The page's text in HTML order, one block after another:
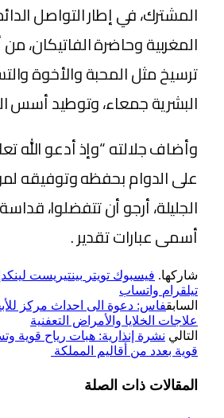
المشترك، في إطار التواصل
المغربية وحاضرة الفاتيكان،
ترسيخ مثل المحبة والأخوة
البشرية جمعاء، وتوطيد أسس
وأضاف جلالته “وإذ أدعو الله
على الدوام بحفظه وتوفيقه
الجليلة، أرجو أن تتفضلوا، قداسة
أسمى عبارات تقدير .
شاركها. فيسبوك تويتر بينتيريست
تيلقرام واتساب
السابقفاس: دعوة الى احداث مركز
علاجات الخلايا والأمراض التعفنية
التالي نشرة إنذارية: هبات رياح قوية
قوية بعدد من أقاليم المملكة
المقالات ذات الصلة